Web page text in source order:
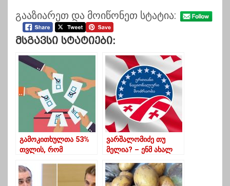
გააზიარეთ და მოიწონეთ სტატია:
Მსგავსი Სტატიები:
გამოკითხულთა 53%
თვლის, რომ
საპარლამენტო
არჩევნები უნდა
ვარშალომიძე თუ
მელია? – ენმ ახალ
ელექტრონულად
აირჩევს